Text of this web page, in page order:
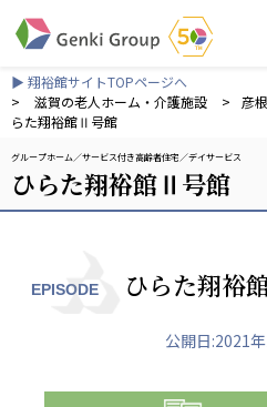
介護・福祉
社会福祉法人 元気村グループ
社会福祉法人元気村
社会福祉法人長寿の森
株式会社 サンガジャパン
▶ 翔裕館サイトTOPページへ
>
滋賀の老人ホーム・介護施設 > 彦
らた翔裕館Ⅱ号館
グループホーム サービス付き高齢者住宅 デイサービス
ひらた翔裕館Ⅱ号館
EPISODE ひらた翔裕
公開日:2021